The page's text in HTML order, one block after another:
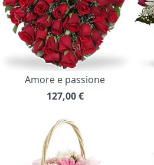
Amore e passione
127,00 €